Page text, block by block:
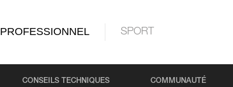
PROFESSIONNEL SPORT
CONSEILS TECHNIQUES COMMUNAUTÉ